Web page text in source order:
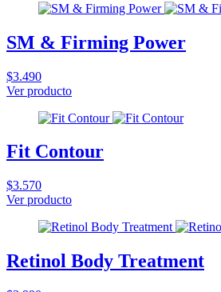
SM & Firming Power
$3.490
Ver producto
Fit Contour
$3.570
Ver producto
Retinol Body Treatment